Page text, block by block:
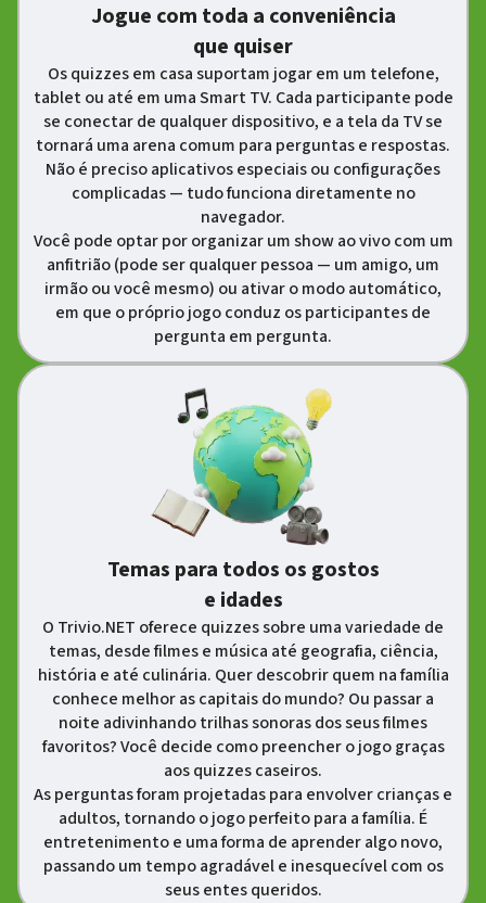
Jogue com toda a conveniência
que quiser
Os quizzes em casa suportam jogar em um telefone,
tablet ou até em uma Smart TV. Cada participante pode
se conectar de qualquer dispositivo, e a tela da TV se
tornará uma arena comum para perguntas e respostas.
Não é preciso aplicativos especiais ou configurações
complicadas — tudo funciona diretamente no
navegador.
Você pode optar por organizar um show ao vivo com um
anfitrião (pode ser qualquer pessoa — um amigo, um
irmão ou você mesmo) ou ativar o modo automático,
em que o próprio jogo conduz os participantes de
pergunta em pergunta.
Temas para todos os gostos
e idades
O Trivio.NET oferece quizzes sobre uma variedade de
temas, desde filmes e música até geografia, ciência,
história e até culinária. Quer descobrir quem na família
conhece melhor as capitais do mundo? Ou passar a
noite adivinhando trilhas sonoras dos seus filmes
favoritos? Você decide como preencher o jogo graças
aos quizzes caseiros.
As perguntas foram projetadas para envolver crianças e
adultos, tornando o jogo perfeito para a família. É
entretenimento e uma forma de aprender algo novo,
passando um tempo agradável e inesquecível com os
seus entes queridos.